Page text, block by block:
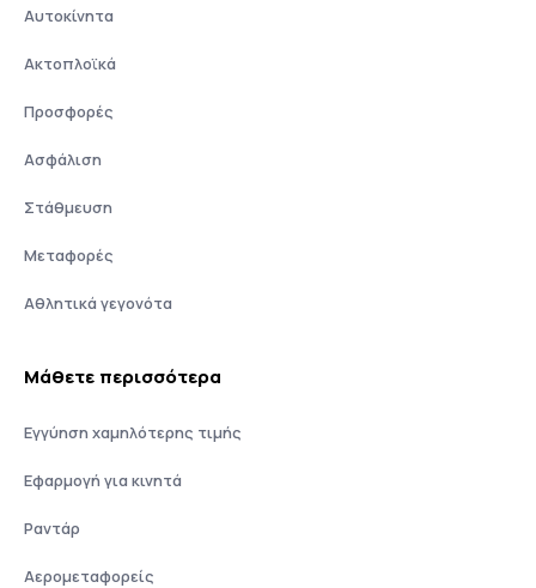
Αυτοκίνητα
Ακτοπλοϊκά
Προσφορές
Ασφάλιση
Στάθμευση
Μεταφορές
Αθλητικά γεγονότα
Μάθετε περισσότερα
Εγγύηση χαμηλότερης τιμής
Εφαρμογή για κινητά
Ραντάρ
Αερομεταφορείς